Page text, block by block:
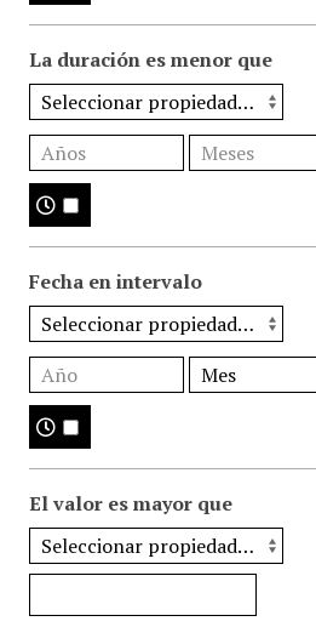
La duración es menor que
Fecha en intervalo
El valor es mayor que